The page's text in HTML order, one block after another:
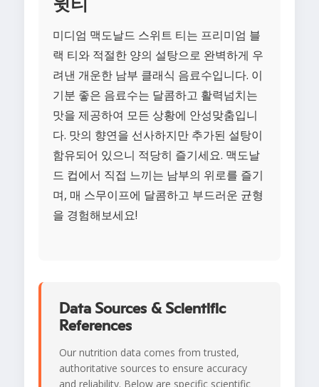
윗티
미디엄 맥도날드 스위트 티는 프리미엄 블
랙 티와 적절한 양의 설탕으로 완벽하게 우
려낸 개운한 남부 클래식 음료수입니다. 이
기분 좋은 음료수는 달콤하고 활력넘치는
맛을 제공하여 모든 상황에 안성맞춤입니
다. 맛의 향연을 선사하지만 추가된 설탕이
함유되어 있으니 적당히 즐기세요. 맥도날
드 컵에서 직접 느끼는 남부의 위로를 즐기
며, 매 스무이프에 달콤하고 부드러운 균형
을 경험해보세요!
Data Sources & Scientific
References
Our nutrition data comes from trusted,
authoritative sources to ensure accuracy
and reliability. Below are specific scientific